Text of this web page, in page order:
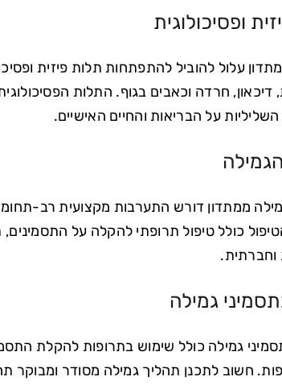
ופסיכולוגית
עלול להוביל להתפתחות תלות פיזית
דיכאון, חרדה וכאבים בגוף. התלות
על הבריאות והחיים האישיים.
ממתדון דורש התערבות מקצועית רב-
כולל טיפול תרופתי להקלה על
גמילה
גמילה כולל שימוש בתרופות להקלת
חשוב לתכנן תהליך גמילה מסודר